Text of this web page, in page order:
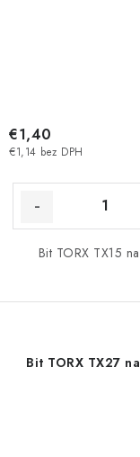
€1,14 bez DPH
€1,40
Bit TORX TX15
Bit TORX TX27